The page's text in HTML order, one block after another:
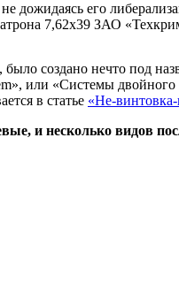
дожидаясь его
7,62х39 ЗАО
создано нечто под
или «Системы
в статье «Не-
и несколько видов